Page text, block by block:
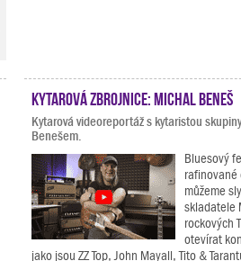
Kytarová zbrojnice: Michal Beneš
Kytarová videoreportáž s kytaristou
Benešem.
Bluesový
můžeme
skladatele
rockových
otevírat
jako jsou ZZ Top, John Mayall, Tito &